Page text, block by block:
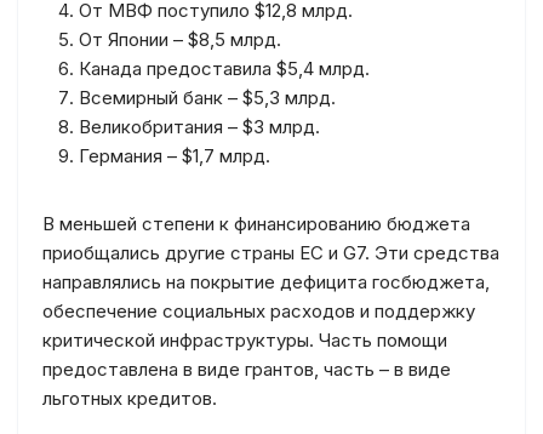
От МВФ поступило $12,8 млрд.
От Японии – $8,5 млрд.
Канада предоставила $5,4 млрд.
Всемирный банк – $5,3 млрд.
Великобритания – $3 млрд.
Германия – $1,7 млрд.
В меньшей степени к финансированию бюджета
приобщались другие страны ЕС и G7. Эти средства
направлялись на покрытие дефицита госбюджета,
обеспечение социальных расходов и поддержку
критической инфраструктуры. Часть помощи
предоставлена в виде грантов, часть – в виде
льготных кредитов.